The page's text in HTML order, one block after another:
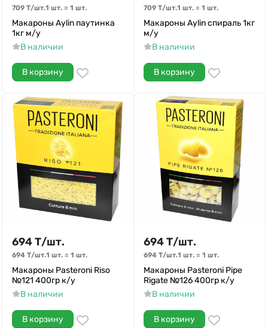
709 Т/шт.1 шт. = 1 шт.
Макароны Aylin паутинка
1кг м/у
В наличии
В корзину
709 Т/шт.1 шт. = 1 шт.
Макароны Aylin спираль 1кг
м/у
В наличии
В корзину
694Т/шт.
694 Т/шт.1 шт. = 1 шт.
Макароны Pasteroni Riso
№121 400гр к/у
В наличии
В корзину
694Т/шт.
694 Т/шт.1 шт. = 1 шт.
Макароны Pasteroni Pipe
Rigate №126 400гр к/у
В наличии
В корзину